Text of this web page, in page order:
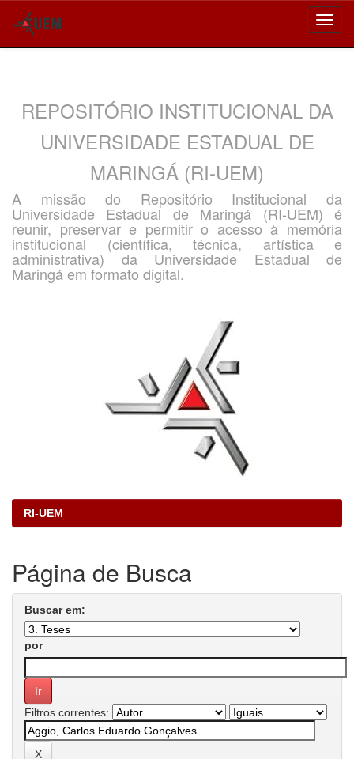
REPOSITÓRIO INSTITUCIONAL DA
UNIVERSIDADE ESTADUAL DE
MARINGÁ (RI-UEM)
A missão do Repositório Institucional da
Universidade Estadual de Maringá (RI-UEM) é
reunir, preservar e permitir o acesso à memória
institucional (científica, técnica, artística e
administrativa) da Universidade Estadual de
Maringá em formato digital.
RI-UEM
Página de Busca
Buscar em:
por
Filtros correntes: